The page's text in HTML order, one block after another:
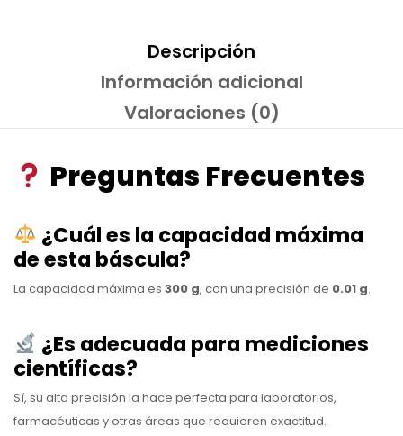
Descripción
Información adicional
Valoraciones (0)
Preguntas Frecuentes
¿Cuál es la capacidad máxima
de esta báscula?
La capacidad máxima es 300 g, con una precisión de 0.01 g.
¿Es adecuada para mediciones
científicas?
Sí, su alta precisión la hace perfecta para laboratorios,
farmacéuticas y otras áreas que requieren exactitud.